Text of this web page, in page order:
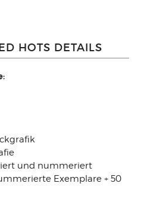
HOTS DETAILS
und nummeriert
Exemplare + 50